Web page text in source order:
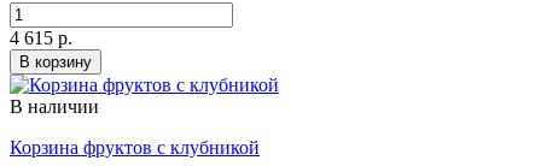
4 615 р.
В корзину
В наличии
Корзина фруктов с клубникой